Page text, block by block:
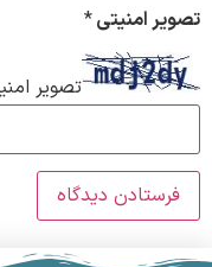
تصویر امنیتی*
تصویر